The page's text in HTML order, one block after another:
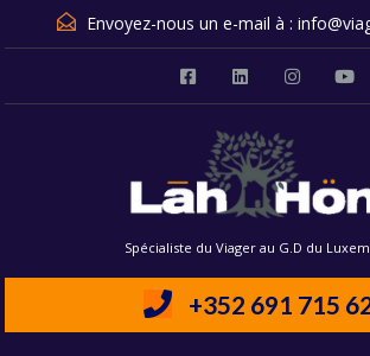
Envoyez-nous un e-mail à :
Spécialiste du Viager au G.D du
+352 691 715